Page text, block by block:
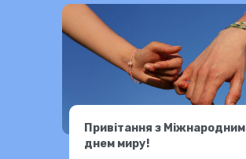
Привітання з Міжнародним
днем миру!